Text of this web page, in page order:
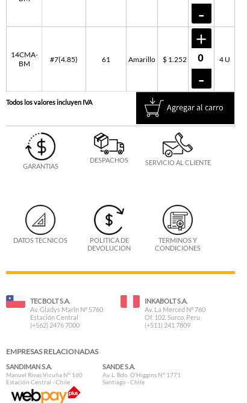
14CMA-
BM
#7(4.85) 61 Amarillo $ 1.252 4 U
Todos los valores incluyen IVA
GARANTIAS
DESPACHOS SERVICIO AL CLIENTE
DATOS TECNICOS
POLITICA DE
DEVOLUCION
TERMINOS Y
CONDICIONES
TECBOLT S.A.
Av. Gladys Marin N° 5760
Estación Central
(+562) 2476 7000
INKABOLT S.A.
Av. La Merced N° 760
Of. 102. Surco, Peru
(+511) 241 7809
EMPRESAS RELACIONADAS
SANDIMAN S.A.
Manuel Rivas Vicuña N° 160
Estación Central - Chile
SANDE S.A.
Av. L. Bdo. O'Higgins N° 1771
Santiago - Chile